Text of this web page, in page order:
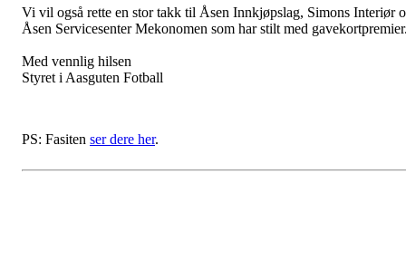
Vi vil også rette en stor takk til Åsen Innkjøpslag, Simons Interiør
Åsen Servicesenter Mekonomen som har stilt med
Med vennlig hilsen
Styret i Aasguten Fotball
PS: Fasiten ser dere her.